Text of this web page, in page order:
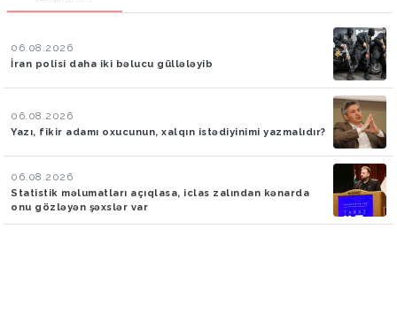
06.08.2026
İran polisi daha iki bəlucu güllələyib
06.08.2026
Yazı, fikir adamı oxucunun, xalqın istədiyinimi yazmalıdır?
06.08.2026
Statistik məlumatları açıqlasa, iclas zalından kənarda
onu gözləyən şəxslər var